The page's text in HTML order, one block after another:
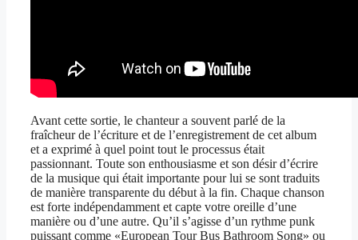
Avant cette sortie, le chanteur a souvent parlé de la
fraîcheur de l’écriture et de l’enregistrement de cet album
et a exprimé à quel point tout le processus était
passionnant. Toute son enthousiasme et son désir d’écrire
de la musique qui était importante pour lui se sont traduits
de manière transparente du début à la fin. Chaque chanson
est forte indépendamment et capte votre oreille d’une
manière ou d’une autre. Qu’il s’agisse d’un rythme punk
puissant comme «European Tour Bus Bathroom Song» ou